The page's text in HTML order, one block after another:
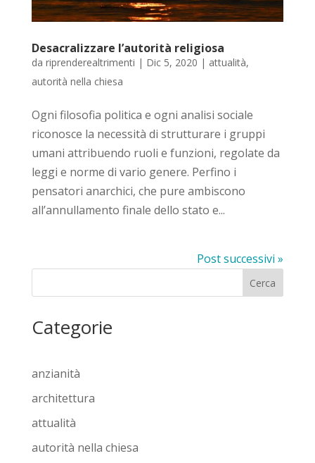
Desacralizzare l’autorità religiosa
da riprenderealtrimenti | Dic 5, 2020 | attualità,
autorità nella chiesa
Ogni filosofia politica e ogni analisi sociale
riconosce la necessità di strutturare i gruppi
umani attribuendo ruoli e funzioni, regolate da
leggi e norme di vario genere. Perfino i
pensatori anarchici, che pure ambiscono
all’annullamento finale dello stato e...
Post successivi »
Cerca
Categorie
anzianità
architettura
attualità
autorità nella chiesa